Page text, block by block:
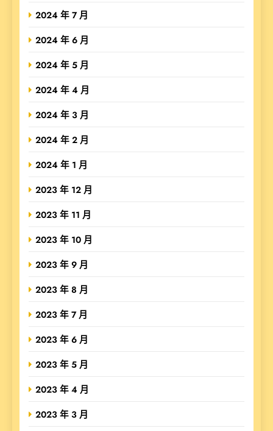
2024 年 7 月
2024 年 6 月
2024 年 5 月
2024 年 4 月
2024 年 3 月
2024 年 2 月
2024 年 1 月
2023 年 12 月
2023 年 11 月
2023 年 10 月
2023 年 9 月
2023 年 8 月
2023 年 7 月
2023 年 6 月
2023 年 5 月
2023 年 4 月
2023 年 3 月